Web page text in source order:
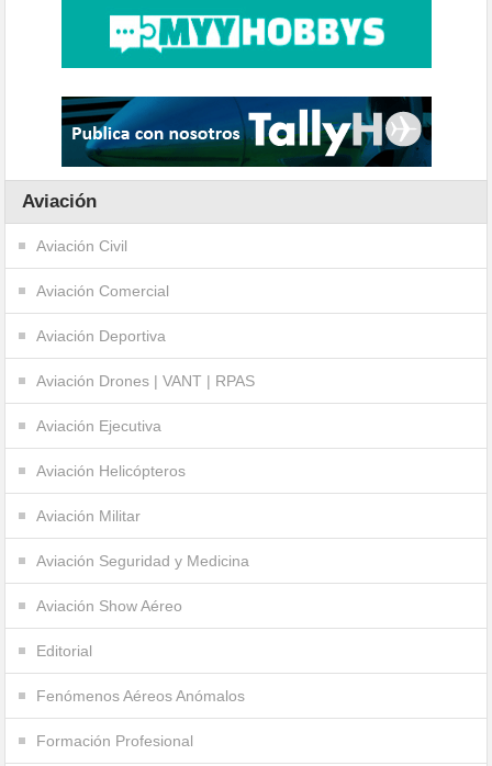
Aviación
Aviación Civil
Aviación Comercial
Aviación Deportiva
Aviación Drones | VANT | RPAS
Aviación Ejecutiva
Aviación Helicópteros
Aviación Militar
Aviación Seguridad y Medicina
Aviación Show Aéreo
Editorial
Fenómenos Aéreos Anómalos
Formación Profesional